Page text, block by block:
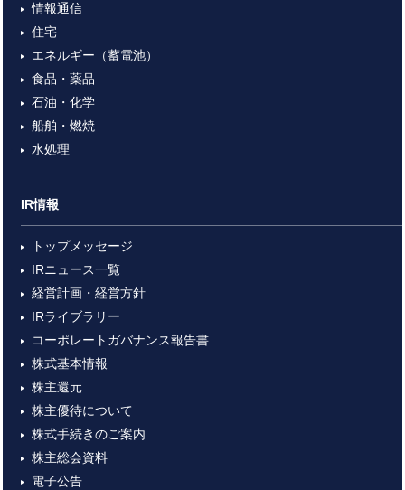
情報通信
住宅
エネルギー（蓄電池）
食品・薬品
石油・化学
船舶・燃焼
水処理
IR情報
トップメッセージ
IRニュース一覧
経営計画・経営方針
IRライブラリー
コーポレートガバナンス報告書
株式基本情報
株主還元
株主優待について
株式手続きのご案内
株主総会資料
電子公告